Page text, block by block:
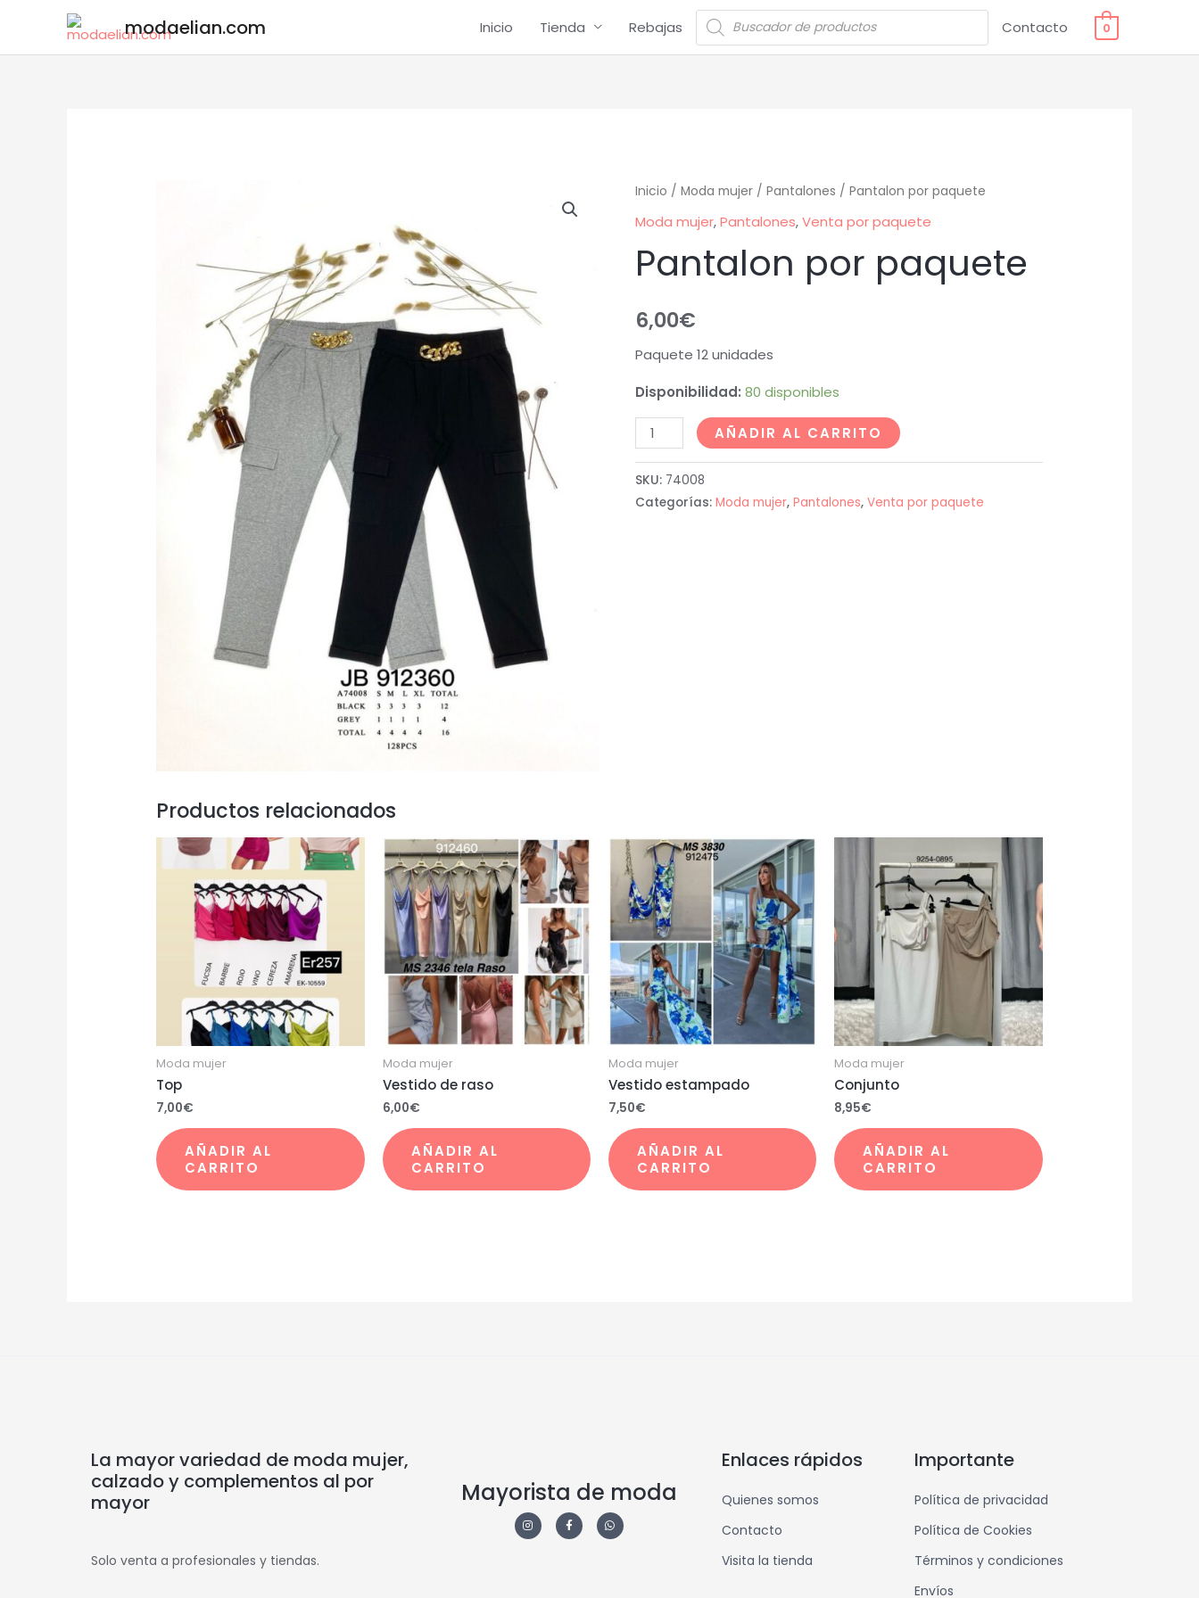
modaelian.com Inicio Tienda Rebajas Contacto 0
Inicio / Moda mujer/ Pantalones / Pantalon por paquete
Moda mujer,Pantalones,Venta por paquete
Pantalon por paquete
6,00€
Paquete 12 unidades
Disponibilidad: 80 disponibles
AÑADIR AL CARRITO
SKU: 74008
Categorías: Moda mujer, Pantalones, Venta por paquete
Productos relacionados
Moda mujer
Top
7,00€
AÑADIR AL
CARRITO
Moda mujer
Vestido de raso
6,00€
AÑADIR AL
CARRITO
Moda mujer
Vestido estampado
7,50€
AÑADIR AL
CARRITO
Moda mujer
Conjunto
8,95€
AÑADIR AL
CARRITO
La mayor variedad de moda mujer,
calzado y complementos al por
mayor
Solo venta a profesionales y tiendas.
Mayorista de moda
Enlaces rápidos
Quienes somos
Contacto
Visita la tienda
Importante
Política de privacidad
Política de Cookies
Términos y condiciones
Envíos